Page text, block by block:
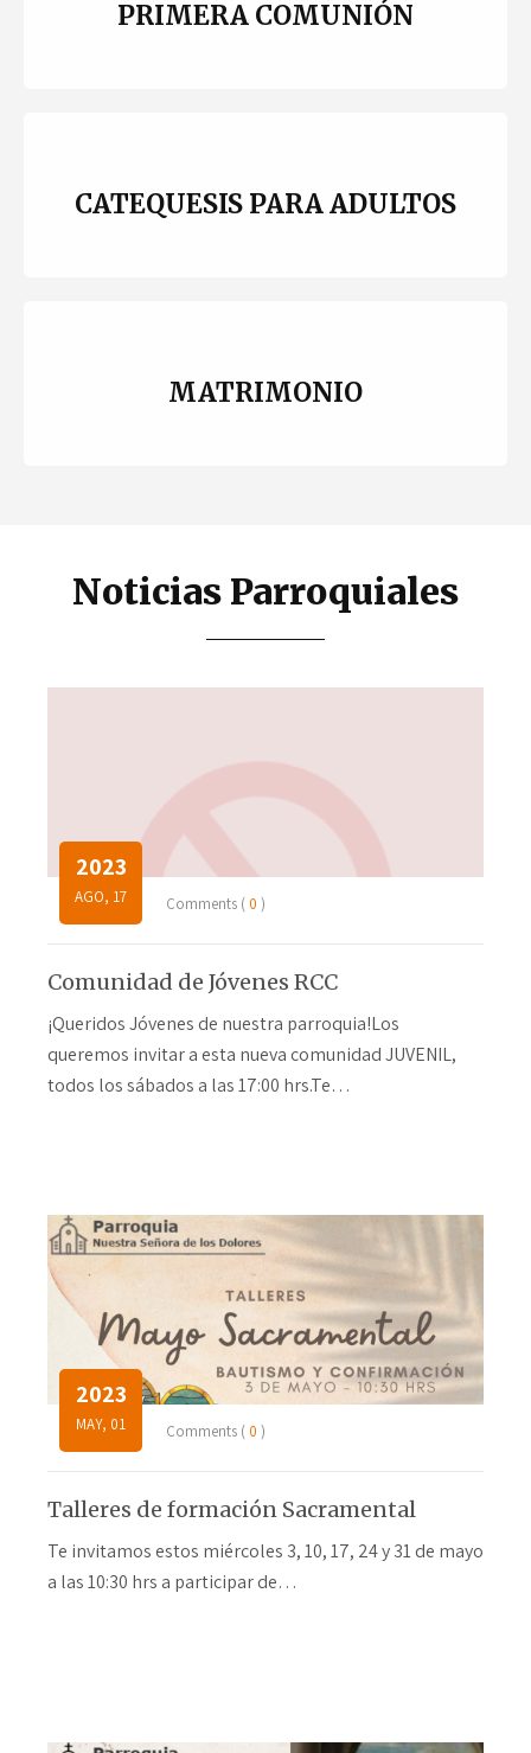
PRIMERA COMUNIÓN
CATEQUESIS PARA ADULTOS
MATRIMONIO
Noticias Parroquiales
2023
AGO, 17 Comments ( 0 )
Comunidad de Jóvenes RCC
¡Queridos Jóvenes de nuestra parroquia!Los
queremos invitar a esta nueva comunidad JUVENIL,
todos los sábados a las 17:00 hrs.Te…
2023
MAY, 01 Comments ( 0 )
Talleres de formación Sacramental
Te invitamos estos miércoles 3, 10, 17, 24 y 31 de mayo
a las 10:30 hrs a participar de…